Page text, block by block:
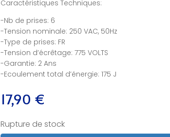
Caractéristiques Techniques:
-Nb de prises: 6
-Tension nominale: 250 VAC, 50Hz
-Type de prises: FR
-Tension d’écrêtage: 775 VOLTS
-Garantie: 2 Ans
-Ecoulement total d’énergie: 175 J
17,90 €
Rupture de stock